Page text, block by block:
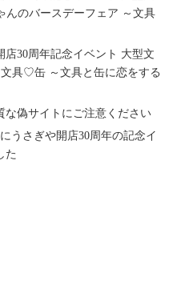
んのバースデーフェア ～文具
店30周年記念イベント 大型文
文具♡缶 ～文具と缶に恋をする
な偽サイトにご注意ください
うさぎや開店30周年の記念イ
た